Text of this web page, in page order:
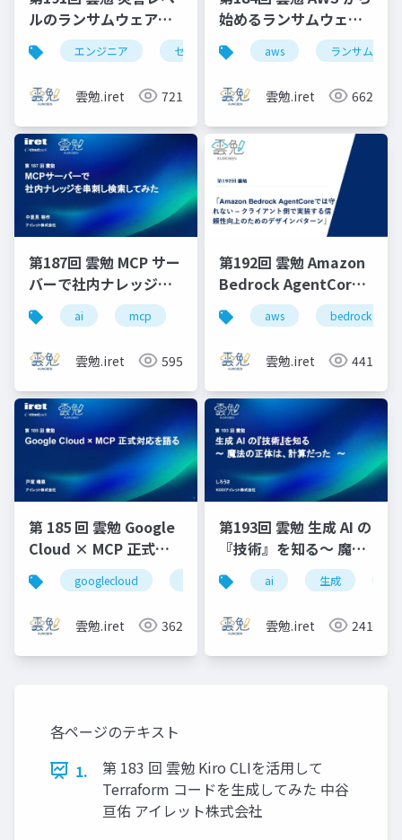
ルのランサムウェア被
害から、事業を止めな
いための生存戦略
エンジニア セキュリティ it ランサムウ
雲勉.iret 721
始めるランサムウェア
対策
aws ランサムウェ
雲勉.iret 662
第187回 雲勉 MCP サー
バーで社内ナレッジを
串刺し検索してみた
ai mcp gemini geminicli
雲勉.iret 595
第192回 雲勉 Amazon
Bedrock AgentCore
では守れない – クライ
アント側で実装する信
頼性向上のためのデザ
インパターン
aws bedrock
雲勉.iret 441
第 185 回 雲勉 Google
Cloud × MCP 正式対
応を語るgooglecloud mcp 新卒
雲勉.iret 362
第193回 雲勉 生成 AI の
『技術』を知る〜 魔法
の正体は、計算だった
〜
ai 生成
雲勉.iret 241
各ページのテキスト
1.
第 183 回 雲勉 Kiro CLIを活用して
Terraform コードを生成してみた 中谷
亘佑 アイレット株式会社